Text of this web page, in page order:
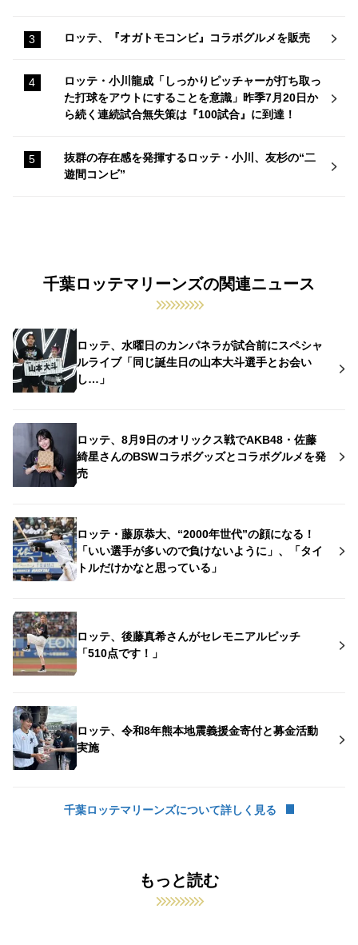
ロッテ、『オガトモコンビ』コラボグルメを販売
ロッテ・小川龍成「しっかりピッチャーが打ち取っ
た打球をアウトにすることを意識」昨季7月20日か
ら続く連続試合無失策は『100試合』に到達！
抜群の存在感を発揮するロッテ・小川、友杉の“二
遊間コンビ”
千葉ロッテマリーンズの関連ニュース
ロッテ、水曜日のカンパネラが試合前にスペシャ
ルライブ「同じ誕生日の山本大斗選手とお会い
し…」
ロッテ、8月9日のオリックス戦でAKB48・佐藤
綺星さんのBSWコラボグッズとコラボグルメを発
売
ロッテ・藤原恭大、“2000年世代”の顔になる！
「いい選手が多いので負けないように」、「タイ
トルだけかなと思っている」
ロッテ、後藤真希さんがセレモニアルピッチ
「510点です！」
ロッテ、令和8年熊本地震義援金寄付と募金活動
実施
千葉ロッテマリーンズについて詳しく見る
もっと読む